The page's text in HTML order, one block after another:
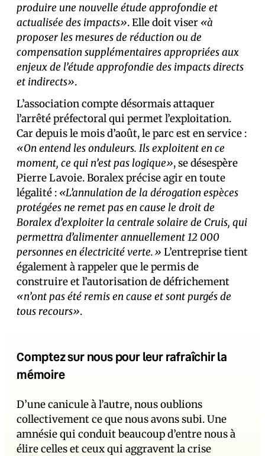
produire une nouvelle étude approfondie et
actualisée des impacts». Elle doit viser «à
proposer les mesures de réduction ou de
compensation supplémentaires appropriées aux
enjeux de l’étude approfondie des impacts directs
et indirects».
L’association compte désormais attaquer
l’arrêté préfectoral qui permet l’exploitation.
Car depuis le mois d’août, le parc est en service :
«On entend les onduleurs. Ils exploitent en ce
moment, ce qui n’est pas logique», se désespère
Pierre Lavoie. Boralex précise agir en toute
légalité : «L’annulation de la dérogation espèces
protégées ne remet pas en cause le droit de
Boralex d’exploiter la centrale solaire de Cruis, qui
permettra d’alimenter annuellement 12 000
personnes en électricité verte.» L’entreprise tient
également à rappeler que le permis de
construire et l’autorisation de défrichement
«n’ont pas été remis en cause et sont purgés de
tous recours».
Comptez sur nous pour leur rafraîchir la
mémoire
D’une canicule à l’autre, nous oublions
collectivement ce que nous avons subi. Une
amnésie qui conduit beaucoup d’entre nous à
élire celles et ceux qui aggravent la crise